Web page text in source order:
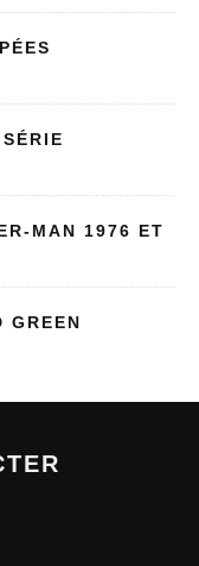
MAN 1976 ET
GREEN